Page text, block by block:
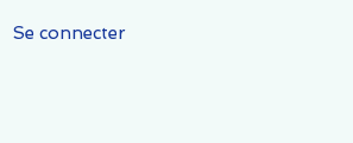
Se connecter